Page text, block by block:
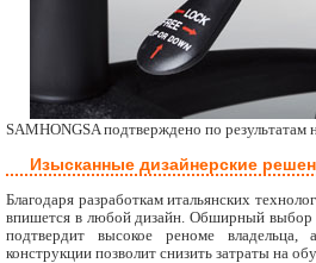
SAMHONGSA подтверждено по результатам
Изысканные дизайнерские
Благодаря разработкам итальянских
впишется в любой дизайн. Обширный выбор
подтвердит высокое реноме владельца,
конструкции позволит снизить затраты на